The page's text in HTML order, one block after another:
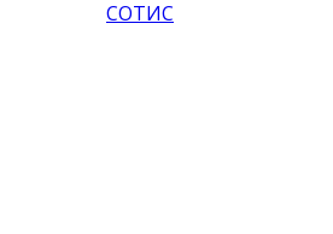
СОТИС